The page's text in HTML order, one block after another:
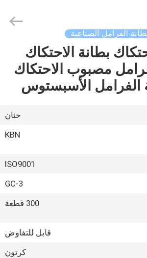
الفرامل الصناعية
بطانة الاحتكاك
مصبوب الاحتكاك
الفرامل الأسبستوس
حنان
KBN
ISO9001
GC-3
300 قطعة
قابل للتفاوض
كرتون